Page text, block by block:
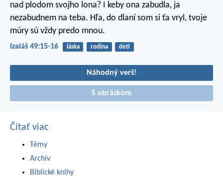
nad plodom svojho lona? I keby ona zabudla, ja
nezabudnem na teba. Hľa, do dlaní som si ťa vryl, tvoje
múry sú vždy predo mnou.
Izaiáš 49:15-16 láska rodina deti
Náhodný verš!
S obrázkom
Čítať viac
Témy
Archív
Biblické knihy